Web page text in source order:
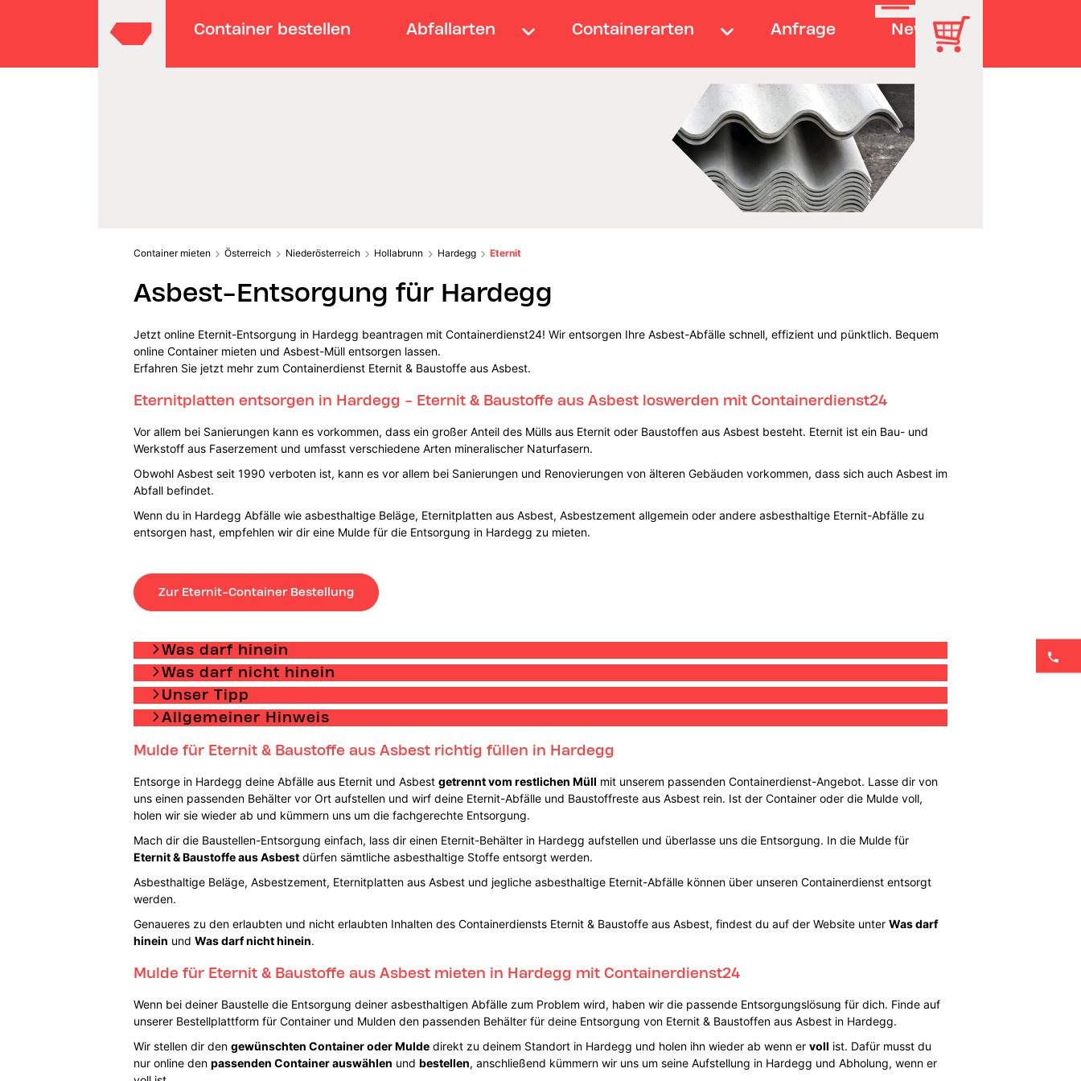
Container bestellen Abfallarten Containerarten Anfrage News
Container mieten Österreich Niederösterreich Hollabrunn Hardegg Eternit
Asbest-Entsorgung für Hardegg
Jetzt online Eternit-Entsorgung in Hardegg beantragen mit Containerdienst24! Wir entsorgen Ihre Asbest-Abfälle schnell, effizient und pünktlich. Bequem
online Container mieten und Asbest-Müll entsorgen lassen.
Erfahren Sie jetzt mehr zum Containerdienst Eternit & Baustoffe aus Asbest.
Eternitplatten entsorgen in Hardegg - Eternit & Baustoffe aus Asbest loswerden mit Containerdienst24
Vor allem bei Sanierungen kann es vorkommen, dass ein großer Anteil des Mülls aus Eternit oder Baustoffen aus Asbest besteht. Eternit ist ein Bau- und
Werkstoff aus Faserzement und umfasst verschiedene Arten mineralischer Naturfasern.
Obwohl Asbest seit 1990 verboten ist, kann es vor allem bei Sanierungen und Renovierungen von älteren Gebäuden vorkommen, dass sich auch Asbest im
Abfall befindet.
Wenn du in Hardegg Abfälle wie asbesthaltige Beläge, Eternitplatten aus Asbest, Asbestzement allgemein oder andere asbesthaltige Eternit-Abfälle zu
entsorgen hast, empfehlen wir dir eine Mulde für die Entsorgung in Hardegg zu mieten.
Zur Eternit-Container Bestellung
Was darf hinein
Was darf nicht hinein
Unser Tipp
Allgemeiner Hinweis
Mulde für Eternit & Baustoffe aus Asbest richtig füllen in Hardegg
Entsorge in Hardegg deine Abfälle aus Eternit und Asbest getrennt vom restlichen Müll mit unserem passenden Containerdienst-Angebot. Lasse dir von
uns einen passenden Behälter vor Ort aufstellen und wirf deine Eternit-Abfälle und Baustoffreste aus Asbest rein. Ist der Container oder die Mulde voll,
holen wir sie wieder ab und kümmern uns um die fachgerechte Entsorgung.
Mach dir die Baustellen-Entsorgung einfach, lass dir einen Eternit-Behälter in Hardegg aufstellen und überlasse uns die Entsorgung. In die Mulde für
Eternit & Baustoffe aus Asbestdürfen sämtliche asbesthaltige Stoffe entsorgt werden.
Asbesthaltige Beläge, Asbestzement, Eternitplatten aus Asbest und jegliche asbesthaltige Eternit-Abfälle können über unseren Containerdienst entsorgt
werden.
Genaueres zu den erlaubten und nicht erlaubten Inhalten des Containerdiensts Eternit & Baustoffe aus Asbest, findest du auf der Website unter Was darf
hinein und Was darf nicht hinein.
Mulde für Eternit & Baustoffe aus Asbest mieten in Hardegg mit Containerdienst24
Wenn bei deiner Baustelle die Entsorgung deiner asbesthaltigen Abfälle zum Problem wird, haben wir die passende Entsorgungslösung für dich. Finde auf
unserer Bestellplattform für Container und Mulden den passenden Behälter für deine Entsorgung von Eternit & Baustoffen aus Asbest in Hardegg.
Wir stellen dir den gewünschten Container oder Muldedirekt zu deinem Standort in Hardegg und holen ihn wieder ab wenn er voll ist. Dafür musst du
nur online den passenden Container auswählen und bestellen, anschließend kümmern wir uns um seine Aufstellung in Hardegg und Abholung, wenn er